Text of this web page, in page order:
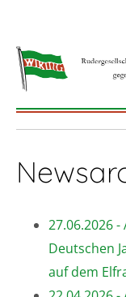
27.06.2026
Deutschen
auf dem